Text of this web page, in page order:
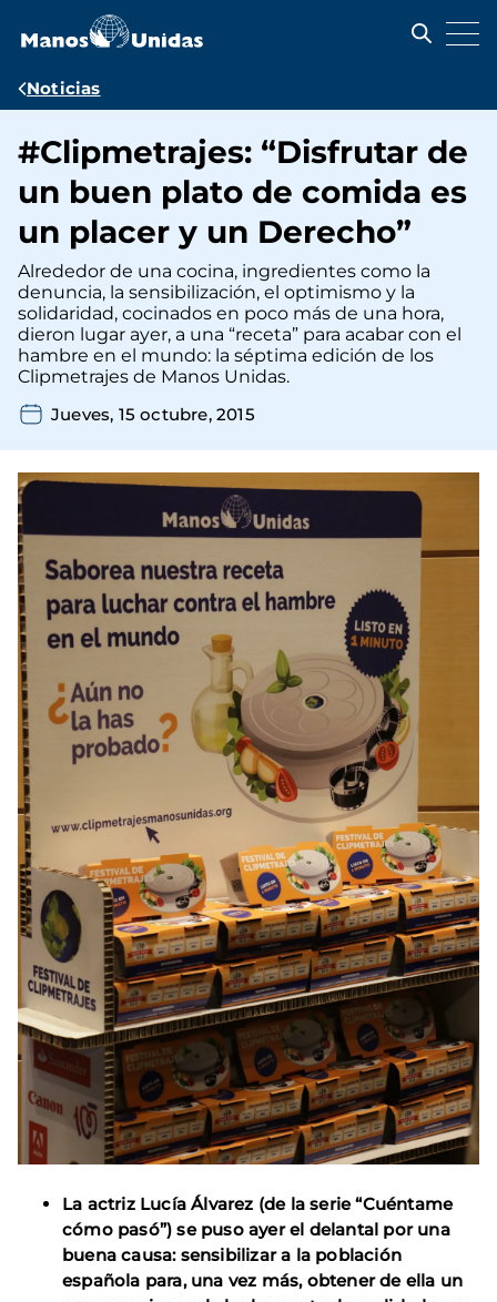
contenido
Ruta
navegación
Noticias
#Clipmetrajes: “Disfrutar de
un buen plato de comida es
un placer y un Derecho”
Alrededor de una cocina, ingredientes como la
denuncia, la sensibilización, el optimismo y la
solidaridad, cocinados en poco más de una hora,
dieron lugar ayer, a una “receta” para acabar con el
hambre en el mundo: la séptima edición de los
Clipmetrajes de Manos Unidas.
Jueves, 15 octubre, 2015
La actriz Lucía Álvarez (de la serie “Cuéntame
cómo pasó”) se puso ayer el delantal por una
buena causa: sensibilizar a la población
española para, una vez más, obtener de ella un